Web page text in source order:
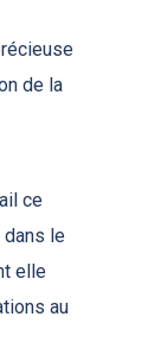
de la
ce
dans le
elle
au